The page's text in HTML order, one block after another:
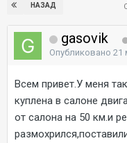
НАЗАД
gasovik
Опубликовано 21
Всем привет.У меня
куплена в салоне
от салона на 50 км.и